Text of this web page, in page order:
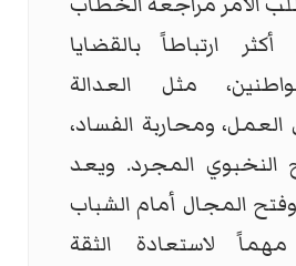
ارتباطاً بالقضايا
مثل العدالة
العمل، ومحاربة الفساد،
النخبوي المجرد. ويعد
المجال أمام الشباب
مهماً لاستعادة الثقة